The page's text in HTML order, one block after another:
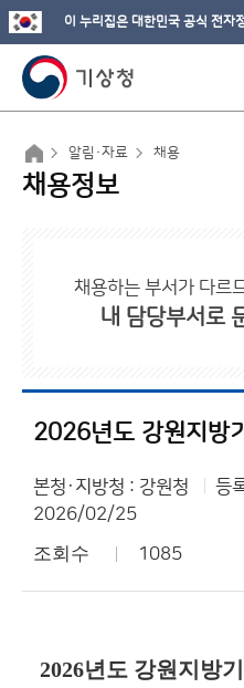
이 누리집은 대한민국 공식 전자
알림·자료 채용
채용정보
채용하는 부서가 다르
내 담당부서로
본청·지방청 : 강원청
등
2026/02/25
조회수 1085
2026년도 강원지방